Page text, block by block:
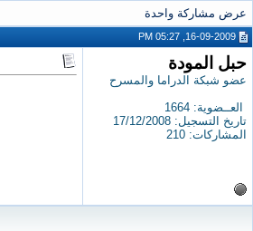
عرض مشاركة واحدة
حبل المودة
عضو شبكة الدراما والمسرح
العــضوية: 1664
تاريخ التسجيل: 17/12/2008
المشاركات: 210